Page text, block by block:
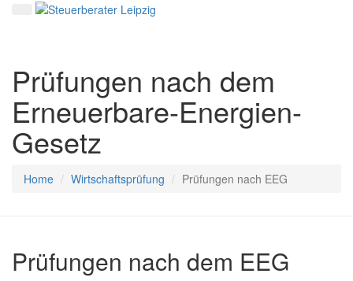
Prüfungen nach dem
Erneuerbare-Energien-
Gesetz
Home Wirtschaftsprüfung Prüfungen nach EEG
Prüfungen nach dem EEG